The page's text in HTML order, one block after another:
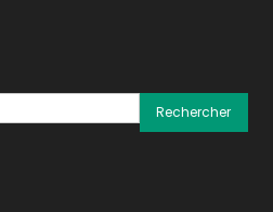
Rechercher :